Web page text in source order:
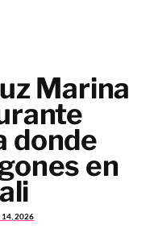
Marina
donde
en
14, 2026